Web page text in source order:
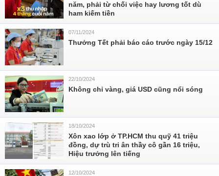
năm, phải từ chối việc hay lương tốt dù
ham kiếm tiền
07/11/2024
Thưởng Tết phải báo cáo trước ngày 15/12
22/10/2024
Không chỉ vàng, giá USD cũng nổi sóng
18/10/2024
Xôn xao lớp ở TP.HCM thu quỹ 41 triệu
đồng, dự trù tri ân thầy cô gần 16 triệu,
Hiệu trưởng lên tiếng
12/10/2024